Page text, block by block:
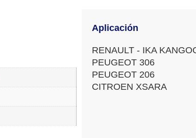
Aplicación
RENAULT - IKA
PEUGEOT 306
PEUGEOT 206
CITROEN XSARA